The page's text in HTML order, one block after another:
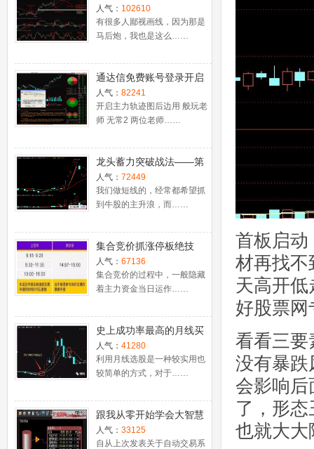
抓强势股双头的超短线盈
利－－之五（均线战法找
心脏）
人气： 102610
有很多人鄙视画线，因为那是
马后炮，我也是这么……
通达信免费账号登录开启
十档框和调用主力监控教
程
人气： 82241
开启主力轨迹图后边用 般玩老
师 无常2 两位老师……
龙头蓄力突破战法——第
一时间介入牛股主升浪捕
捉涨停板的技巧（图解）
人气： 72449
我们做短线的，经常都希望抓
到牛股的主升浪，而……
集合竞价抓涨停板绝技
（附公式源码）
人气： 67136
集合竞价的过程中，一般隐藏
着主力资金当日运作……
史上成功率最高的月线买
入法，精准高效筛选暴涨
牛股，堪称选股法宝！
人气： 41280
利用月线选股是一种较实用也
较简单的方式，对于……
跟我从零开始学会大智慧
股票池自动交易
人气： 33125
自从上次发表关于自动交易系
首板启动
材再找不
天高开
好股票
看看三要
没有暴跌
会影响后
了，形
也就大大